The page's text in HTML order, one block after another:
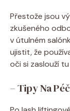
Přestože jsou
zkušeného
v útulném
ujistit, že
oči si zaslouží
– ⁣Tipy Na